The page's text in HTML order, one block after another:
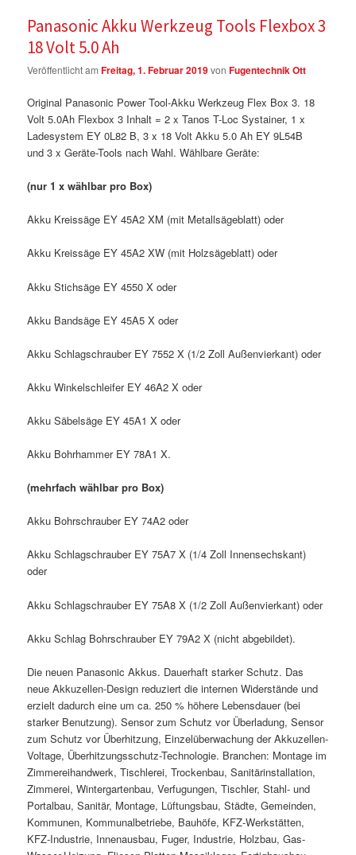
Panasonic Akku Werkzeug Tools Flexbox 3
18 Volt 5.0 Ah
Veröffentlicht amFreitag, 1. Februar 2019vonFugentechnik Ott
Original Panasonic Power Tool-Akku Werkzeug Flex Box 3. 18
Volt 5.0Ah Flexbox 3 Inhalt = 2 x Tanos T-Loc Systainer, 1 x
Ladesystem EY 0L82 B, 3 x 18 Volt Akku 5.0 Ah EY 9L54B
und 3 x Geräte-Tools nach Wahl. Wählbare Geräte:
(nur 1 x wählbar pro Box)
Akku Kreissäge EY 45A2 XM (mit Metallsägeblatt) oder
Akku Kreissäge EY 45A2 XW (mit Holzsägeblatt) oder
Akku Stichsäge EY 4550 X oder
Akku Bandsäge EY 45A5 X oder
Akku Schlagschrauber EY 7552 X (1/2 Zoll Außenvierkant) oder
Akku Winkelschleifer EY 46A2 X oder
Akku Säbelsäge EY 45A1 X oder
Akku Bohrhammer EY 78A1 X.
(mehrfach wählbar pro Box)
Akku Bohrschrauber EY 74A2 oder
Akku Schlagschrauber EY 75A7 X (1/4 Zoll Innensechskant)
oder
Akku Schlagschrauber EY 75A8 X (1/2 Zoll Außenvierkant) oder
Akku Schlag Bohrschrauber EY 79A2 X (nicht abgebildet).
Die neuen Panasonic Akkus. Dauerhaft starker Schutz. Das
neue Akkuzellen-Design reduziert die internen Widerstände und
erzielt dadurch eine um ca. 250 % höhere Lebensdauer (bei
starker Benutzung). Sensor zum Schutz vor Überladung, Sensor
zum Schutz vor Überhitzung, Einzelüberwachung der Akkuzellen-
Voltage, Überhitzungsschutz-Technologie. Branchen: Montage im
Zimmereihandwerk, Tischlerei, Trockenbau, Sanitärinstallation,
Zimmerei, Wintergartenbau, Verfugungen, Tischler, Stahl- und
Portalbau, Sanitär, Montage, Lüftungsbau, Städte, Gemeinden,
Kommunen, Kommunalbetriebe, Bauhöfe, KFZ-Werkstätten,
KFZ-Industrie, Innenausbau, Fuger, Industrie, Holzbau, Gas-